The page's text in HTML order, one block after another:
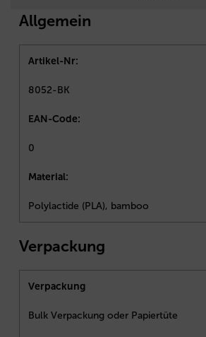
Allgemein
Artikel-Nr:
8052-BK
EAN-Code:
0
Material:
Polylactide (PLA), bamboo
Verpackung
Verpackung
Bulk Verpackung oder Papiertüte